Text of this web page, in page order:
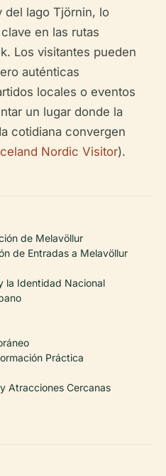
del lago Tjörnin, lo
en las rutas
Los visitantes pueden
auténticas
locales o eventos
un lugar donde la
cotidiana convergen
Nordic Visitor).
de Melavöllur
de Entradas a Melavöllur
la Identidad Nacional
Práctica
Atracciones Cercanas